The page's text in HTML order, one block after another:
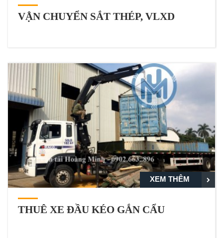
VẬN CHUYỂN SẮT THÉP, VLXD
XEM THÊM
THUÊ XE ĐẦU KÉO GẮN CẨU